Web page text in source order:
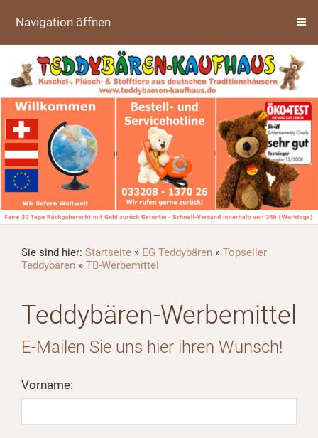
Navigation öffnen
Sie sind hier: Startseite » EG Teddybären » Topseller
Teddybären » TB-Werbemittel
Teddybären-Werbemittel
E-Mailen Sie uns hier ihren Wunsch!
Vorname: